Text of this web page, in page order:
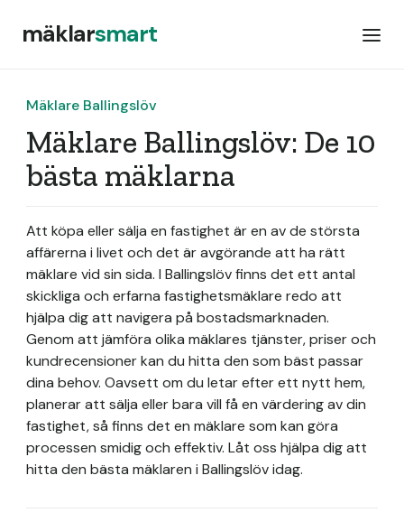
mäklarsmart
Mäklare Ballingslöv
Mäklare Ballingslöv: De 10
bästa mäklarna
Att köpa eller sälja en fastighet är en av de största
affärerna i livet och det är avgörande att ha rätt
mäklare vid sin sida. I Ballingslöv finns det ett antal
skickliga och erfarna fastighetsmäklare redo att
hjälpa dig att navigera på bostadsmarknaden.
Genom att jämföra olika mäklares tjänster, priser och
kundrecensioner kan du hitta den som bäst passar
dina behov. Oavsett om du letar efter ett nytt hem,
planerar att sälja eller bara vill få en värdering av din
fastighet, så finns det en mäklare som kan göra
processen smidig och effektiv. Låt oss hjälpa dig att
hitta den bästa mäklaren i Ballingslöv idag.